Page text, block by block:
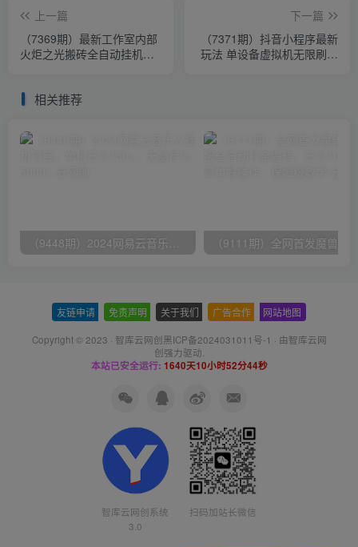
上一篇
（7369期）最新工作室内部
火炬之光搬砖全自动挂机打
下一篇
（7371期）抖音小程序最新
玩法 单设备虚拟机无限刷广
相关推荐
友链申请 免责声明 关于我们 广告合作 网站地图
Copyright © 2023 · 智库云网创黑ICP备2024031011号-1 · 由智库云网
创强力驱动.
本站已安全运行: 1640天10小时52分45秒
智库云网创系统
3.0
扫码加站长微信